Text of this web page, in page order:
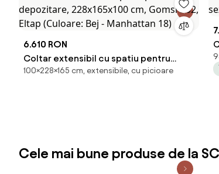
6.610 RON
Coltar extensibil cu spatiu pentru
depozitare, 228x165x100 cm, Gomsi
100×228×165 cm, extensibile, cu picioare
Cele mai bune produse de la